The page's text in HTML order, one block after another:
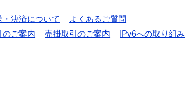
・決済について
よくあるご質問
のご案内 売掛取引のご案内
IPv6への取り組み